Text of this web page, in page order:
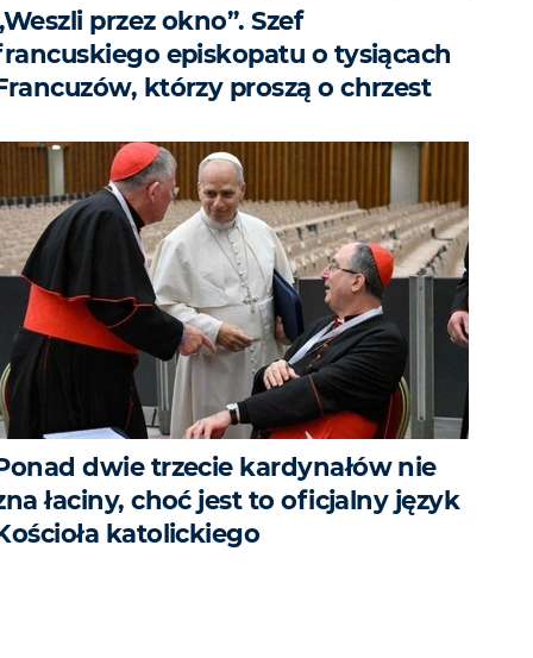
przez okno”. Szef
episkopatu o tysiącach
którzy proszą o chrzest
dwie trzecie kardynałów nie
łaciny, choć jest to oficjalny język
katolickiego